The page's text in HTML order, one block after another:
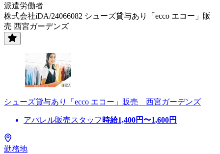
派遣労働者
株式会社iDA/24066082 シューズ貸与あり「ecco エコー」販
売 西宮ガーデンズ
シューズ貸与あり「ecco エコー」販売 西宮ガーデンズ
アパレル販売スタッフ 時給1,400円〜1,600円
勤務地